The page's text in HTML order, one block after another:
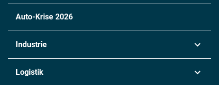
Auto-Krise 2026
Industrie
Logistik